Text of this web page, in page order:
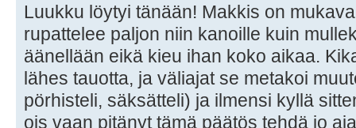
Luukku löytyi tänään! Makkis on
rupattelee paljon niin kanoille kuin
äänellään eikä kieu ihan koko aikaa.
lähes tauotta, ja väliajat se metakoi
pörhisteli, säksätteli) ja ilmensi kyllä
ois vaan pitänyt tämä päätös tehdä jo